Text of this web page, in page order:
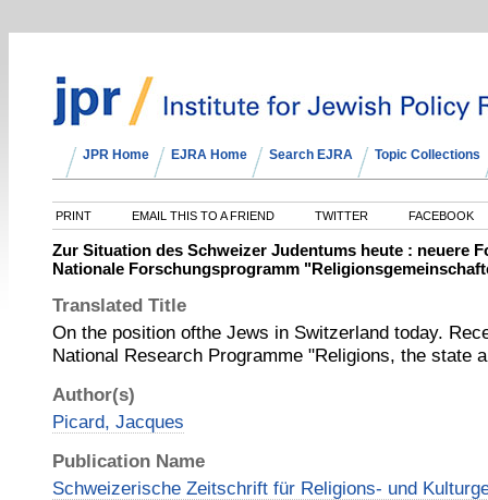
JPR Home EJRA Home Search EJRA Topic Collections
PRINT EMAIL THIS TO A FRIEND TWITTER FACEBOOK
Zur Situation des Schweizer Judentums heute : neuere
Nationale Forschungsprogramm
Translated Title
On the position ofthe Jews in Switzerland today.
National Research Programme "Religions, the state
Author(s)
Picard, Jacques
Publication Name
Schweizerische Zeitschrift für Religions- und